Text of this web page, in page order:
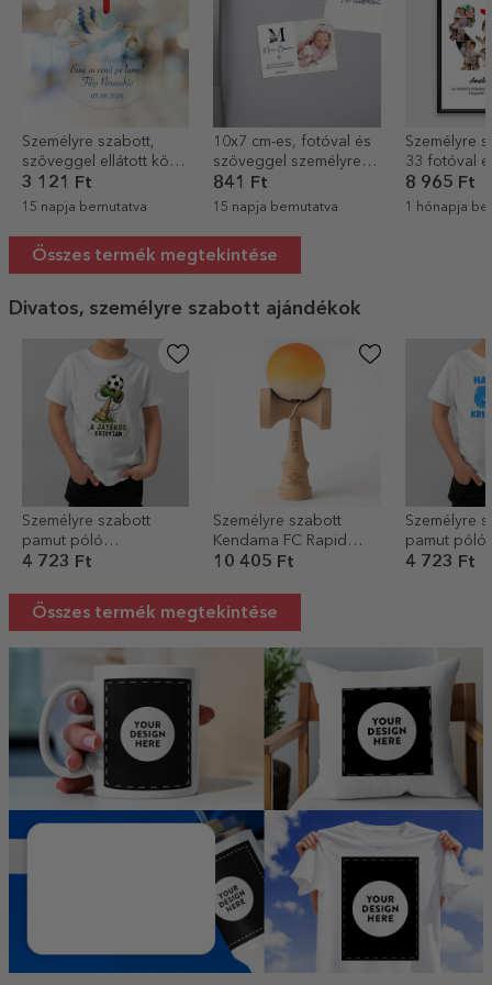
Személyre szabott,
szöveggel ellátott kör
alakú dísz – Üdvözöljük
a világon!
3 121 Ft
15 napja bemutatva
10x7 cm-es, fotóval és
szöveggel személyre
szabott mágnes –
Keresztelői ajándék
841 Ft
15 napja bemutatva
Személyre
33 fotóval
szöveggel
8 965 Ft
1 hónapja
Összes termék megtekintése
Divatos, személyre szabott ajándékok
Személyre szabott
pamut póló
gyerekeknek
Football
4 723 Ft
Személyre szabott
Kendama FC Rapid
névvel
10 405 Ft
Személyre
pamut póló
4 723 Ft
Összes termék megtekintése
Személyre szabott ajándékok a SAJÁT GRAFIKÁJÁVAL
FEDD FEL